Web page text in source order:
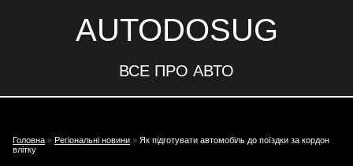
AUTODOSUG
ВСЕ ПРО АВТО
Головна » Регіональні новини » Як підготувати автомобіль до поїздки за кордон
влітку